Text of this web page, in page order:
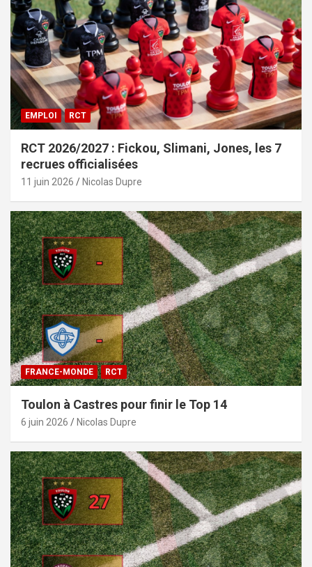
EMPLOI RCT
RCT 2026/2027 : Fickou, Slimani, Jones, les 7
recrues officialisées
11 juin 2026 Nicolas Dupre
FRANCE-MONDE RCT
Toulon à Castres pour finir le Top 14
6 juin 2026 Nicolas Dupre